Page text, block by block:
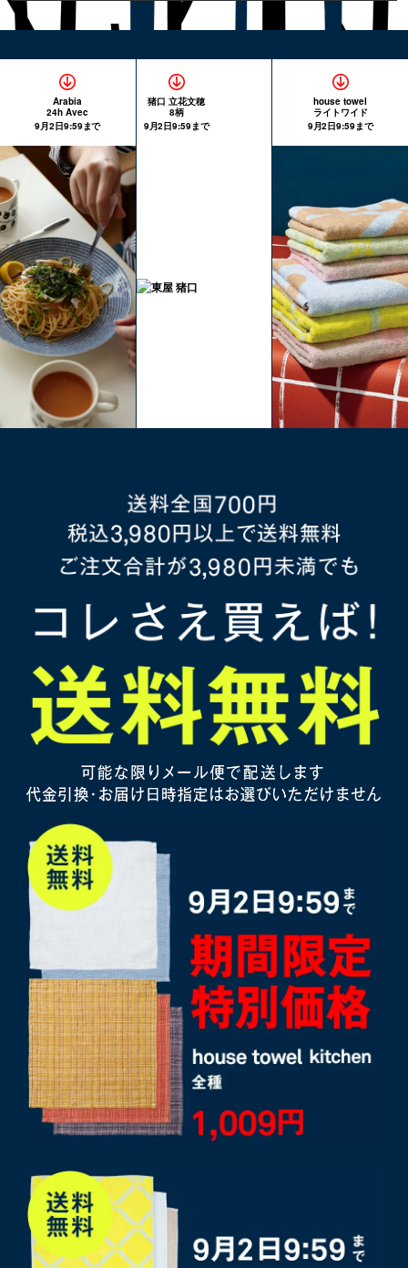
Arabia
24h Avec
9月2日9:59まで
猪口 立花文穂
8柄
9月2日9:59まで
house towel
ライトワイド
9月2日9:59まで